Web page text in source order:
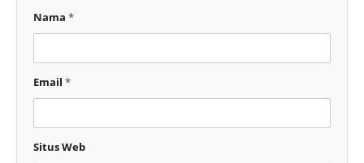
Nama *
Email *
Situs Web